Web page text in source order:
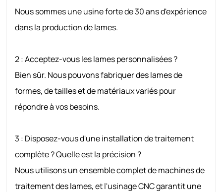
Nous sommes une usine forte de 30 ans d'expérience
dans la production de lames.
2 : Acceptez-vous les lames personnalisées ?
Bien sûr. Nous pouvons fabriquer des lames de
formes, de tailles et de matériaux variés pour
répondre à vos besoins.
3 : Disposez-vous d'une installation de traitement
complète ? Quelle est la précision ?
Nous utilisons un ensemble complet de machines de
traitement des lames, et l'usinage CNC garantit une